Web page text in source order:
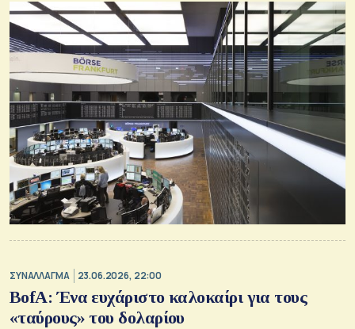
ΣΥΝΑΛΛΑΓΜΑ 23.06.2026, 22:00
BofA: Ένα ευχάριστο καλοκαίρι για τους
«ταύρους» του δολαρίου